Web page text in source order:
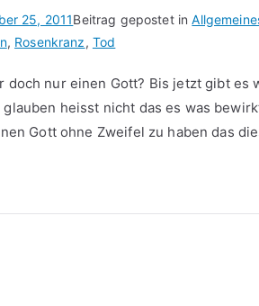
25, 2011Beitrag gepostet in
, Rosenkranz, Tod
doch nur einen Gott? Bis jetzt gibt es
heisst nicht das es was
Gott ohne Zweifel zu haben das